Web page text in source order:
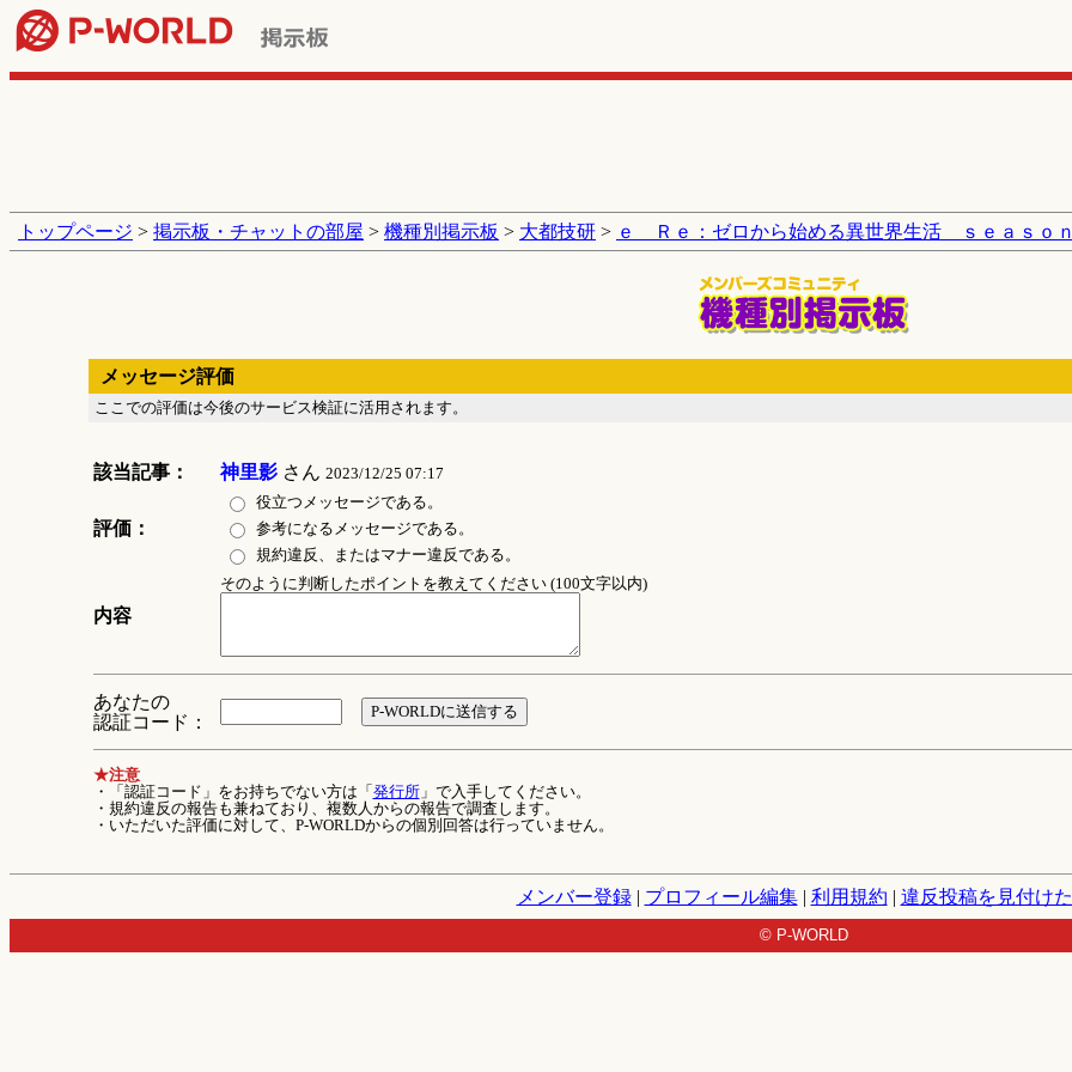
トップページ > 掲示板・チャットの部屋 > 機種別掲示板 > 大都技研 > ｅ Ｒｅ：ゼロから始める異世界生活 ｓｅａｓｏ
メッセージ評価
ここでの評価は今後のサービス検証に活用されます。
該当記事： 神里影さん 2023/12/25 07:17
評価：
役立つメッセージである。
参考になるメッセージである。
規約違反、またはマナー違反である。
内容
そのように判断したポイントを教えてください (100文字以内)
あなたの
認証コード：
★注意
・「認証コード」をお持ちでない方は「 発行所」で入手してください。
・規約違反の報告も兼ねており、複数人からの報告で調査します。
・いただいた評価に対して、P-WORLDからの個別回答は行っていません。
メンバー登録| プロフィール編集| 利用規約 | 違反投稿を見付け
© P-WORLD